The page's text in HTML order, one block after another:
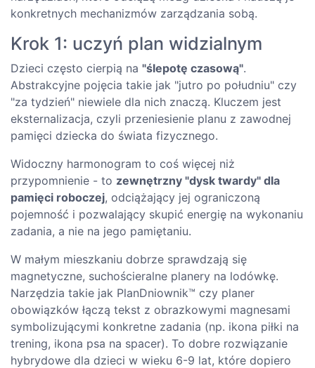
konkretnych mechanizmów zarządzania sobą.
Krok 1: uczyń plan widzialnym
Dzieci często cierpią na "ślepotę czasową".
Abstrakcyjne pojęcia takie jak "jutro po południu" czy
"za tydzień" niewiele dla nich znaczą. Kluczem jest
eksternalizacja, czyli przeniesienie planu z zawodnej
pamięci dziecka do świata fizycznego.
Widoczny harmonogram to coś więcej niż
przypomnienie - to zewnętrzny "dysk twardy" dla
pamięci roboczej, odciążający jej ograniczoną
pojemność i pozwalający skupić energię na wykonaniu
zadania, a nie na jego pamiętaniu.
W małym mieszkaniu dobrze sprawdzają się
magnetyczne, suchościeralne planery na lodówkę.
Narzędzia takie jak PlanDniownik™ czy planer
obowiązków łączą tekst z obrazkowymi magnesami
symbolizującymi konkretne zadania (np. ikona piłki na
trening, ikona psa na spacer). To dobre rozwiązanie
hybrydowe dla dzieci w wieku 6-9 lat, które dopiero